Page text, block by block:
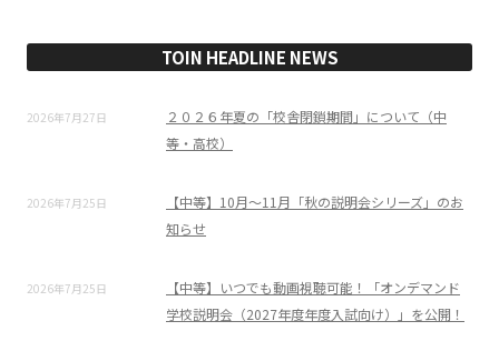
TOIN HEADLINE NEWS
2026年7月27日
２０２６年夏の「校舎閉鎖期間」について（中
等・高校）
2026年7月25日
【中等】10月～11月「秋の説明会シリーズ」のお
知らせ
2026年7月25日
【中等】いつでも動画視聴可能！「オンデマンド
学校説明会（2027年度年度入試向け）」を公開！